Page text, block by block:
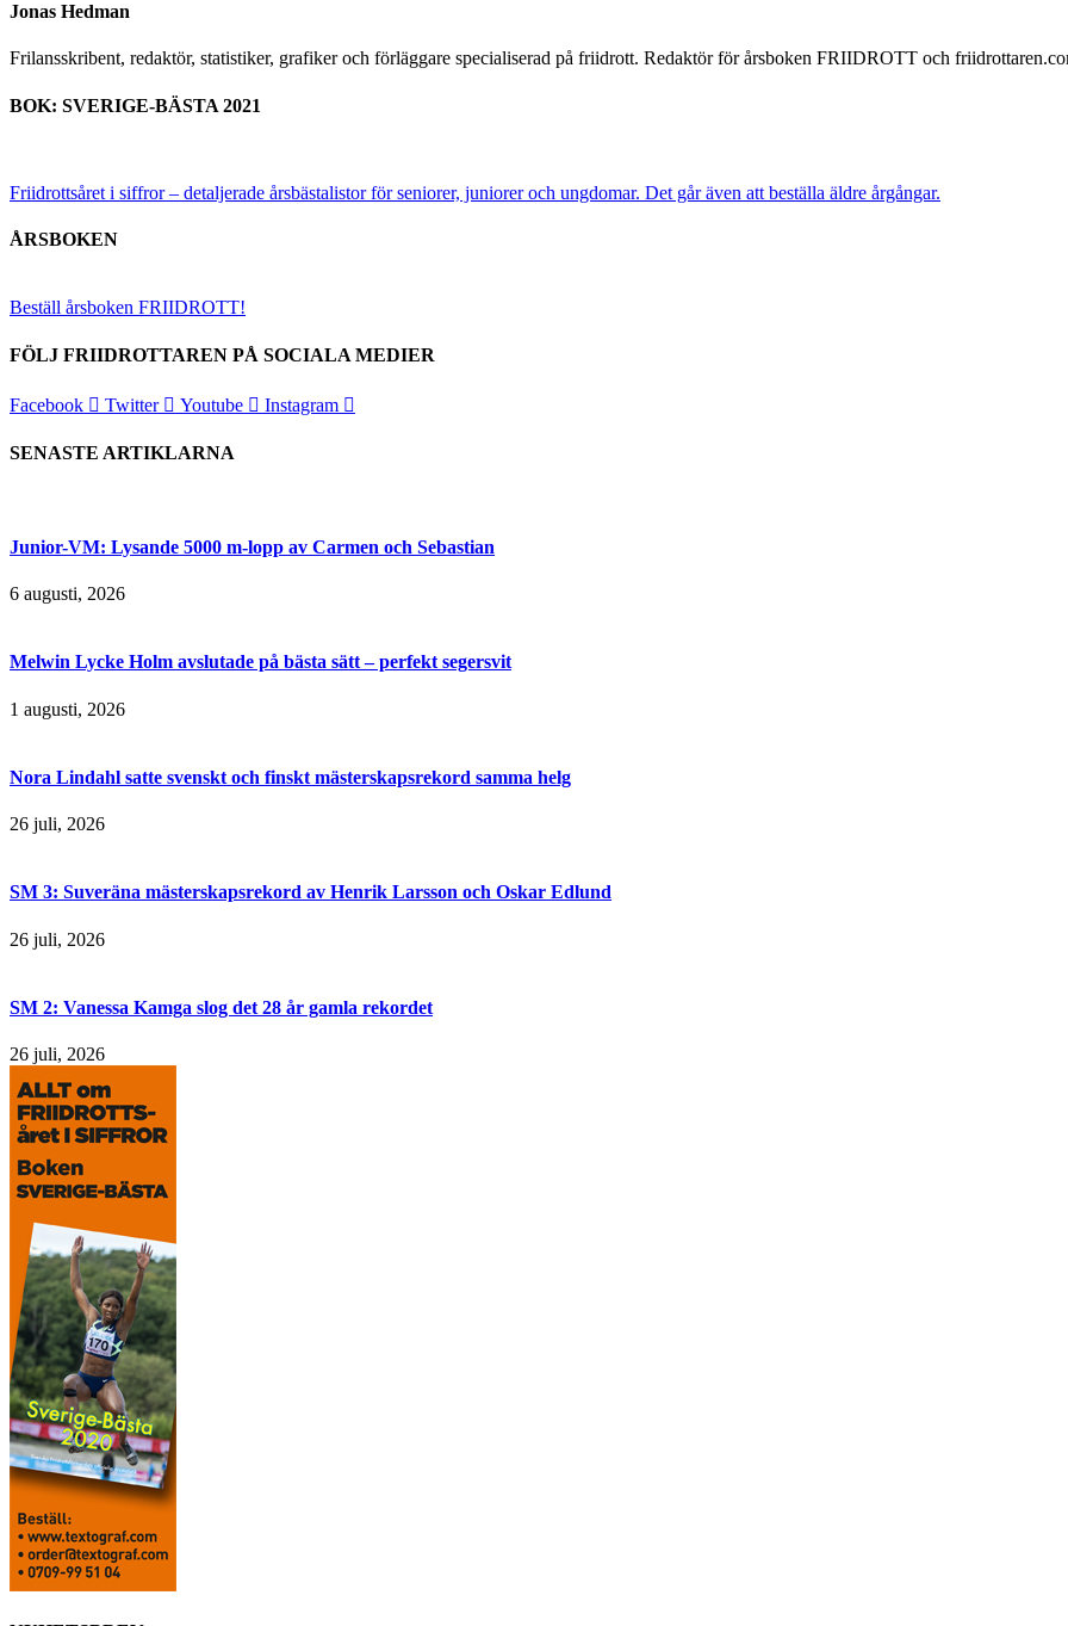
Jonas Hedman
Frilansskribent, redaktör, statistiker, grafiker och förläggare specialiserad på friidrott. Redaktör för årsboken FRIIDROTT och
BOK: SVERIGE-BÄSTA 2021
Friidrottsåret i siffror – detaljerade årsbästalistor för seniorer, juniorer och ungdomar. Det går även att beställa äldre årgångar.
ÅRSBOKEN
Beställ årsboken FRIIDROTT!
FÖLJ FRIIDROTTAREN PÅ SOCIALA MEDIER
Facebook Twitter Youtube Instagram
SENASTE ARTIKLARNA
Junior-VM: Lysande 5000 m-lopp av Carmen och Sebastian
6 augusti, 2026
Melwin Lycke Holm avslutade på bästa sätt – perfekt segersvit
1 augusti, 2026
Nora Lindahl satte svenskt och finskt mästerskapsrekord samma helg
26 juli, 2026
SM 3: Suveräna mästerskapsrekord av Henrik Larsson och Oskar Edlund
26 juli, 2026
SM 2: Vanessa Kamga slog det 28 år gamla rekordet
26 juli, 2026